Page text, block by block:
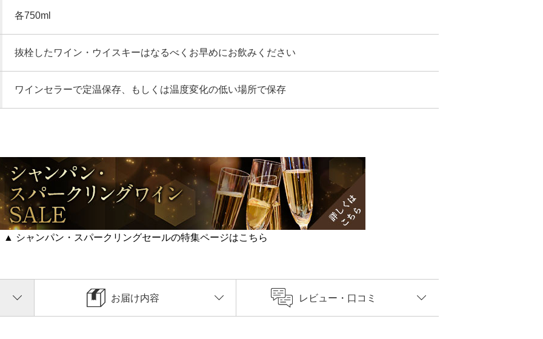
各750ml
抜栓したワイン・ウイスキーはなるべくお早めにお飲みください
ワインセラーで定温保存、もしくは温度変化の低い場所で保存
▲ シャンパン・スパークリングセールの特集ページはこちら
お届け内容 レビュー ・口コミ